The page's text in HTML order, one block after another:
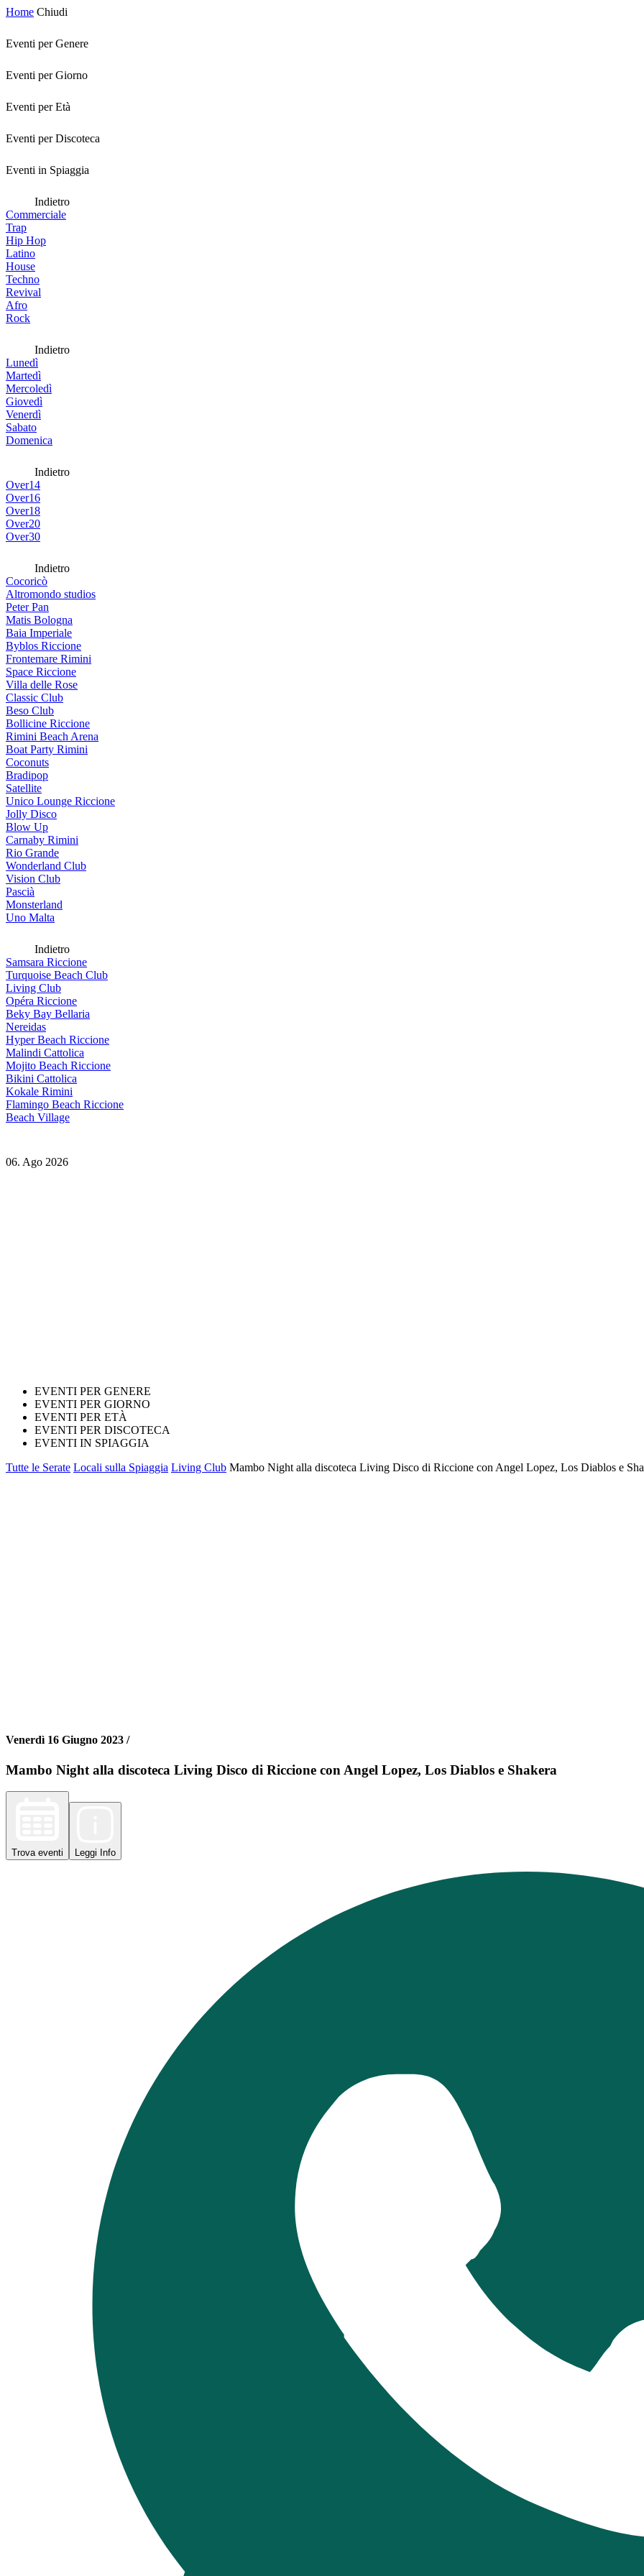
Home Chiudi
Eventi per Genere
Eventi per Giorno
Eventi per Età
Eventi per Discoteca
Eventi in Spiaggia
Indietro
Commerciale
Trap
Hip Hop
Latino
House
Techno
Revival
Afro
Rock
Indietro
Lunedì
Martedì
Mercoledì
Giovedì
Venerdì
Sabato
Domenica
Indietro
Over14
Over16
Over18
Over20
Over30
Indietro
Cocoricò
Altromondo studios
Peter Pan
Matis Bologna
Baia Imperiale
Byblos Riccione
Frontemare Rimini
Space Riccione
Villa delle Rose
Classic Club
Beso Club
Bollicine Riccione
Rimini Beach Arena
Boat Party Rimini
Coconuts
Bradipop
Satellite
Unico Lounge Riccione
Jolly Disco
Blow Up
Carnaby Rimini
Rio Grande
Wonderland Club
Vision Club
Pascià
Monsterland
Uno Malta
Indietro
Samsara Riccione
Turquoise Beach Club
Living Club
Opéra Riccione
Beky Bay Bellaria
Nereidas
Hyper Beach Riccione
Malindi Cattolica
Mojito Beach Riccione
Bikini Cattolica
Kokale Rimini
Flamingo Beach Riccione
Beach Village
06. Ago 2026
EVENTI PER GENERE
EVENTI PER GIORNO
EVENTI PER ETÀ
EVENTI PER DISCOTECA
EVENTI IN SPIAGGIA
Tutte le Serate Locali sulla Spiaggia Living Club Mambo Night alla discoteca Living Disco di Riccione con Angel Lopez, Los Diablos e
Venerdì 16 Giugno 2023 /
Mambo Night alla discoteca Living Disco di Riccione con Angel Lopez, Los Diablos e Shakera
Trova eventi Leggi Info